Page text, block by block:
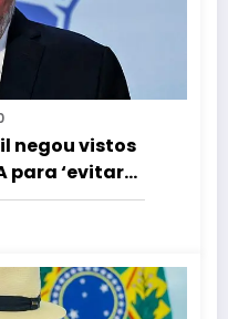
negou vistos
para ‘evitar
– Em Dia ES